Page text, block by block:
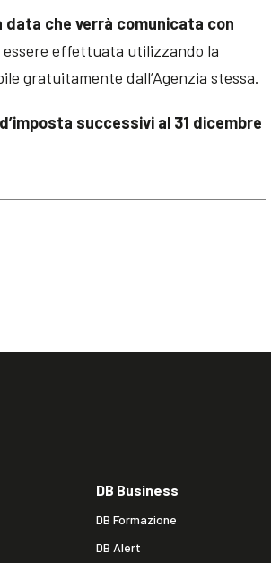
data che verrà comunicata con
effettuata utilizzando la
gratuitamente dall’Agenzia stessa.
successivi al 31 dicembre
DB Business
DB Formazione
DB Alert